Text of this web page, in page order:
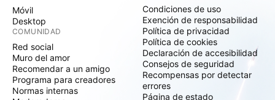
Móvil
Desktop
COMUNIDAD
Red social
Muro del amor
Recomendar a un amigo
Programa para creadores
Normas internas
Condiciones de uso
Exención de responsabilidad
Política de privacidad
Política de cookies
Declaración de accesibilidad
Consejos de seguridad
Recompensas por detectar
errores
Página de estado